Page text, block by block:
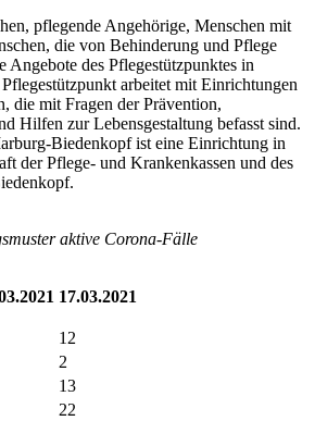
pflegende Angehörige, Menschen mit
die von Behinderung und Pflege
Angebote des Pflegestützpunktes in
arbeitet mit Einrichtungen
die mit Fragen der Prävention,
Hilfen zur Lebensgestaltung befasst sind.
Biedenkopf ist eine Einrichtung in
der Pflege- und Krankenkassen und des
aktive Corona-Fälle
17.03.2021
12
2
13
22